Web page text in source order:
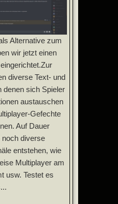
Alternative zum
wir jetzt einen
diverse Text- und
denen sich Spieler
austauschen
Gefechte
Auf Dauer
noch diverse
entstehen, wie
Multiplayer am
usw. Testet es